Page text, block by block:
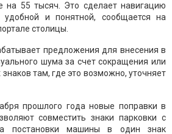
на 55 тысяч. Это сделает навигацию
и понятной, сообщается на
столицы.
предложения для внесения в
шума за счет сокращения или
там, где это возможно, уточняет
прошлого года новые поправки в
совместить знаки парковки с
постановки машины в один знак